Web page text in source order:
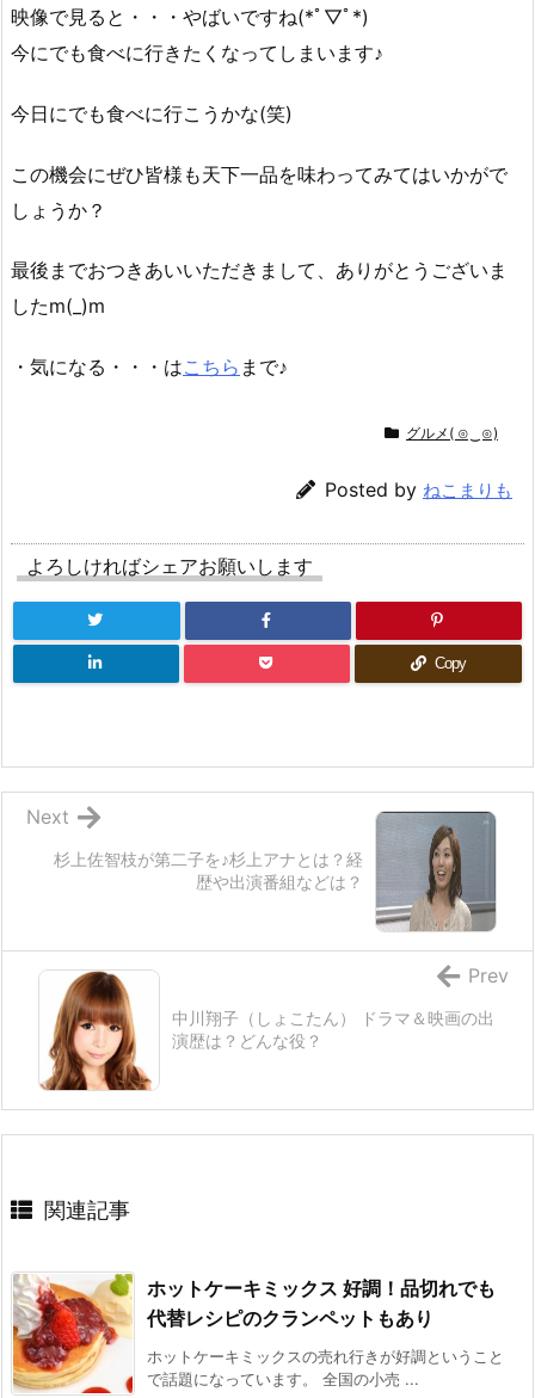
映像で見ると・・・やばいですね(*ﾟ▽ﾟ*)
今にでも食べに行きたくなってしまいます♪
今日にでも食べに行こうかな(笑)
この機会にぜひ皆様も天下一品を味わってみてはいかがで
しょうか？
最後までおつきあいいただきまして、ありがとうございま
したm(_)m
・気になる・・・はこちら まで♪
グルメ( ⊙‿⊙)
Posted by ねこまりも
よろしければシェアお願いします
Copy
杉上佐智枝が第二子を♪杉上アナとは？経
歴や出演番組などは？
Next
中川翔子（しょこたん） ドラマ＆映画の出
演歴は？どんな役？
Prev
関連記事
ホットケーキミックス 好調！品切れでも
代替レシピのクランペットもあり
ホットケーキミックスの売れ行きが好調ということ
で話題になっています。 全国の小売 ...